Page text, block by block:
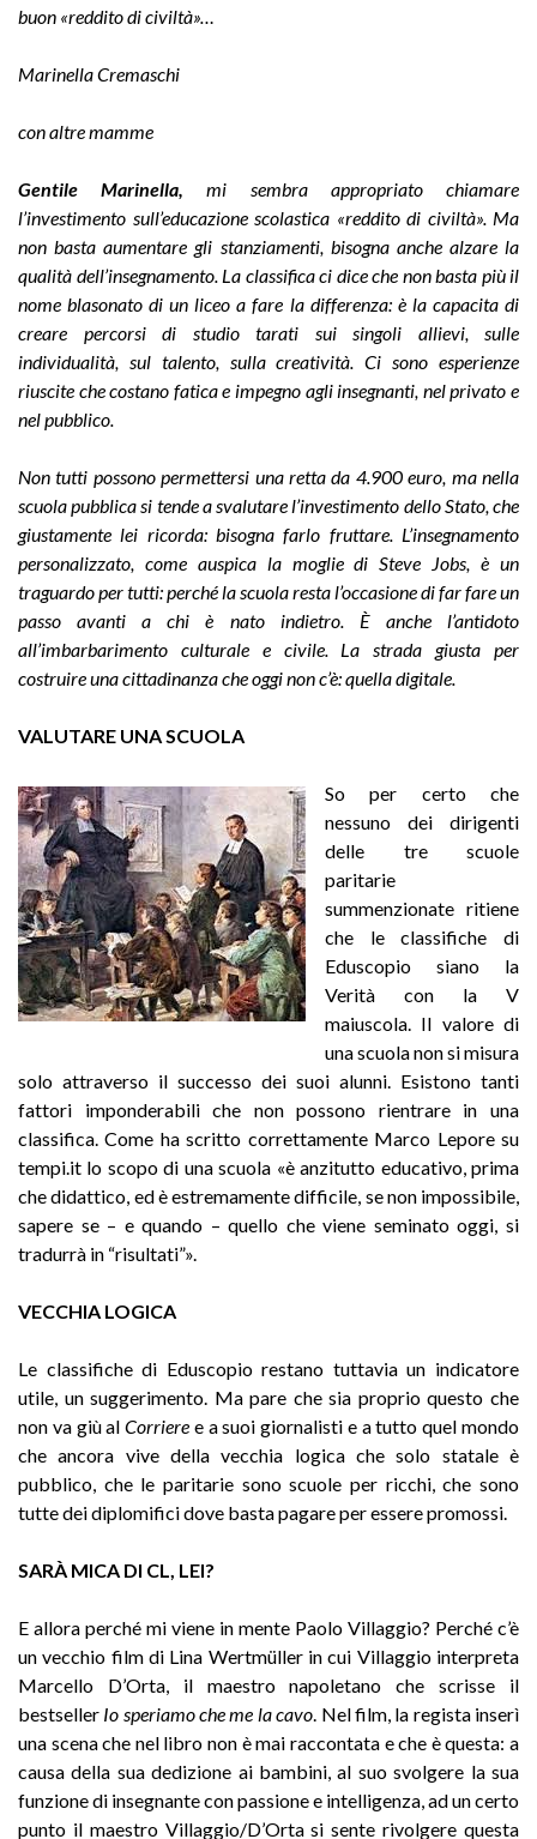
buon «reddito di civiltà»…
Marinella Cremaschi
con altre mamme
Gentile Marinella,
mi sembra appropriato chiamare
l’investimento sull’educazione scolastica «reddito di civiltà». Ma
non basta aumentare gli stanziamenti, bisogna anche alzare la
qualità dell’insegnamento. La classifica ci dice che non basta più il
nome blasonato di un liceo a fare la differenza: è la capacita di
creare percorsi di studio tarati sui singoli allievi, sulle
individualità, sul talento, sulla creatività. Ci sono esperienze
riuscite che costano fatica e impegno agli insegnanti, nel privato e
nel pubblico.
Non tutti possono permettersi una retta da 4.900 euro, ma nella
scuola pubblica si tende a svalutare l’investimento dello Stato, che
giustamente lei ricorda: bisogna farlo fruttare. L’insegnamento
personalizzato, come auspica la moglie di Steve Jobs, è un
traguardo per tutti: perché la scuola resta l’occasione di far fare un
passo avanti a chi è nato indietro. È anche l’antidoto
all’imbarbarimento culturale e civile. La strada giusta per
costruire una cittadinanza che oggi non c’è: quella digitale.
VALUTARE UNA SCUOLA
So per certo che
nessuno dei dirigenti
delle tre scuole
paritarie
summenzionate ritiene
che le classifiche di
Eduscopio siano la
Verità con la V
maiuscola. Il valore di
una scuola non si misura
solo attraverso il successo dei suoi alunni. Esistono tanti
fattori imponderabili che non possono rientrare in una
classifica. Come ha scritto correttamente Marco Lepore su
tempi.it lo scopo di una scuola «è anzitutto educativo, prima
che didattico, ed è estremamente difficile, se non impossibile,
sapere se – e quando – quello che viene seminato oggi, si
tradurrà in “risultati”».
VECCHIA LOGICA
Le classifiche di Eduscopio restano tuttavia un indicatore
utile, un suggerimento. Ma pare che sia proprio questo che
non va giù alCorriere e a suoi giornalisti e a tutto quel mondo
che ancora vive della vecchia logica che solo statale è
pubblico, che le paritarie sono scuole per ricchi, che sono
tutte dei diplomifici dove basta pagare per essere promossi.
SARÀ MICA DI CL, LEI?
E allora perché mi viene in mente Paolo Villaggio? Perché c’è
un vecchio film di Lina Wertmüller in cui Villaggio interpreta
Marcello D’Orta, il maestro napoletano che scrisse il
bestseller Io speriamo che me la cavo . Nel film, la regista inserì
una scena che nel libro non è mai raccontata e che è questa: a
causa della sua dedizione ai bambini, al suo svolgere la sua
funzione di insegnante con passione e intelligenza, ad un certo
punto il maestro Villaggio/D’Orta si sente rivolgere questa